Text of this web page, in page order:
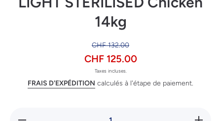
14kg
CHF 132.00
CHF 125.00
Taxes incluses.
FRAIS D'EXPÉDITION calculés à l'étape de paiement.
Réduire la